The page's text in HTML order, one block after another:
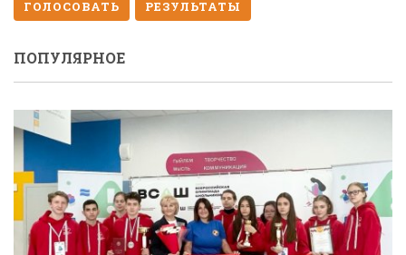
ГОЛОСОВАТЬ РЕЗУЛЬТАТЫ
ПОПУЛЯРНОЕ